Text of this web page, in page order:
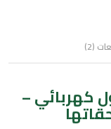
(2)
– محول كهربائي –